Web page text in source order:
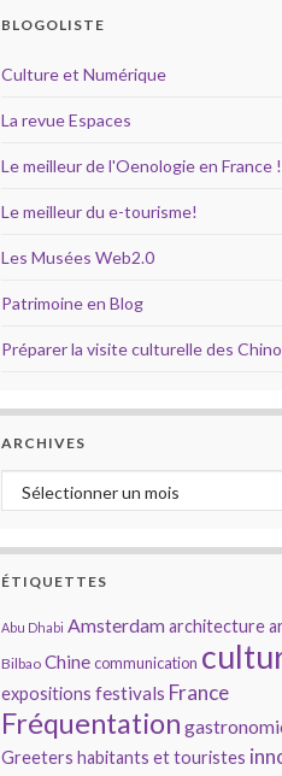
BLOGOLISTE
Culture et Numérique
La revue Espaces
Le meilleur de l'Oenologie en France !
Le meilleur du e-tourisme!
Les Musées Web2.0
Patrimoine en Blog
Préparer la visite culturelle des
ARCHIVES
Archives
ÉTIQUETTES
Abu Dhabi Amsterdamarchitecture
Bilbao Chinecommunication
expositions festivals France
Fréquentation
Greeters habitants et touristes